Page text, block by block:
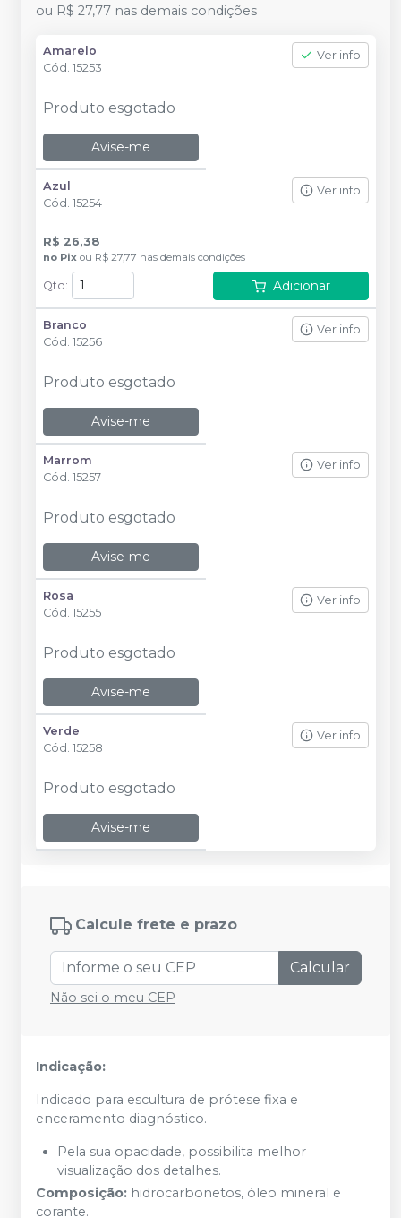
ou R$ 27,77 nas demais condições
Amarelo
Cód. 15253
Ver info
Produto esgotado
Avise-me
Azul
Cód. 15254
Ver info
R$ 26,38
no Pix ou R$ 27,77 nas demais condições
Qtd : Adicionar
Branco
Cód. 15256
Ver info
Produto esgotado
Avise-me
Marrom
Cód. 15257
Ver info
Produto esgotado
Avise-me
Rosa
Cód. 15255
Ver info
Produto esgotado
Avise-me
Verde
Cód. 15258
Ver info
Produto esgotado
Avise-me
Calcule frete e prazo
Calcular
Não sei o meu CEP
Indicação:
Indicado para escultura de prótese fixa e
enceramento diagnóstico.
Pela sua opacidade, possibilita melhor
visualização dos detalhes.
Composição: hidrocarbonetos, óleo mineral e
corante.